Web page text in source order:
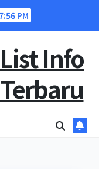
PM
Info